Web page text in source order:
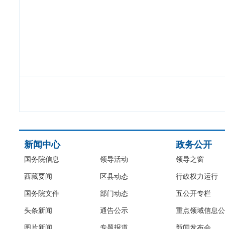
新闻中心
国务院信息
西藏要闻
国务院文件
头条新闻
领导活动
区县动态
部门动态
通告公示
政务公开
领导之窗
行政权力运行
五公开专栏
重点领域信息